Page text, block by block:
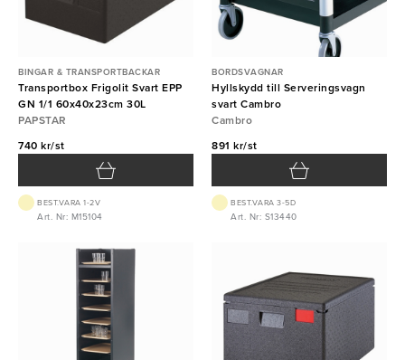
BINGAR & TRANSPORTBACKAR
Transportbox Frigolit Svart EPP
GN 1/1 60x40x23cm 30L
PAPSTAR
740 kr/st
BEST.VARA 1-2V
Art. Nr: M15104
BORDSVAGNAR
Hyllskydd till Serveringsvagn
svart Cambro
Cambro
891 kr/st
BEST.VARA 3-5D
Art. Nr: S13440